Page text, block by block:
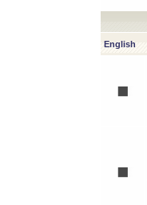
English